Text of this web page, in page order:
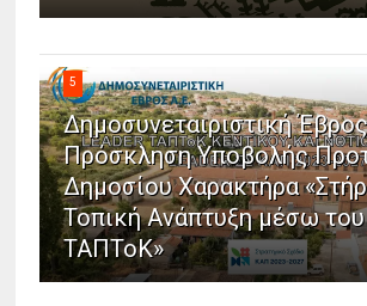
5
Δημοσυνεταιριστική
Πρόσκληση Υποβολής
Δημοσίου Χαρακτήρα
Τοπική Ανάπτυξη μέσω του
ΤΑΠΤοΚ»